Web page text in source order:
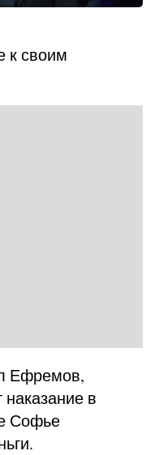
к своим
Ефремов,
в
Софье